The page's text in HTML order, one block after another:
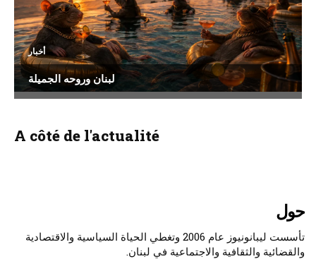
أخبار
لبنان وروحه الجميلة
A côté de l'actualité
حول
تأسست ليبانونيوز عام 2006 وتغطي الحياة السياسية والاقتصادية
والقضائية والثقافية والاجتماعية في لبنان.